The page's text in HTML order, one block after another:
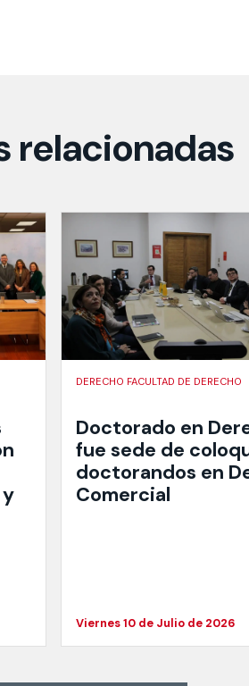
relacionadas
DERECHO FACULTAD DE DERECHO
Doctorado en
fue sede de
doctorandos en
Comercial
Viernes 10 de Julio de 2026